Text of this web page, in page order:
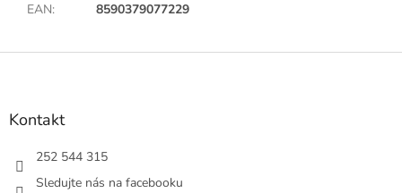
EAN: 8590379077229
Z
Kontakt
252 544 315
Sledujte nás na facebooku